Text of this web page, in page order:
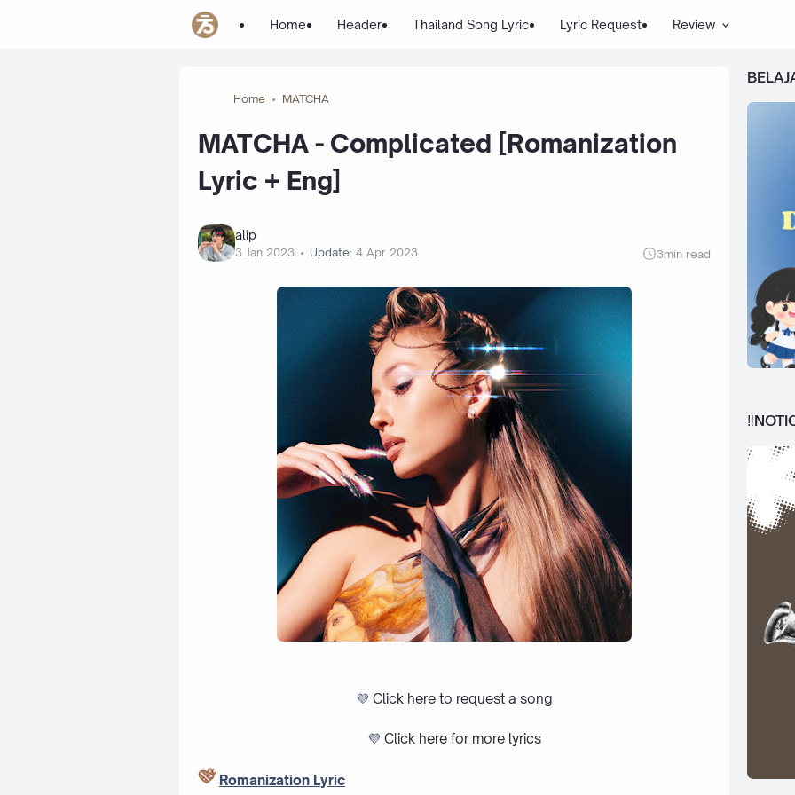
Home Header Thailand Song Lyric Lyric Request Review
Home MATCHA
MATCHA - Complicated [Romanization
Lyric + Eng]
alip
3 Jan 2023 Update: 4 Apr 2023 3min read
💜 Click here to request a song
💜 Click here for more lyrics
Romanization Lyric